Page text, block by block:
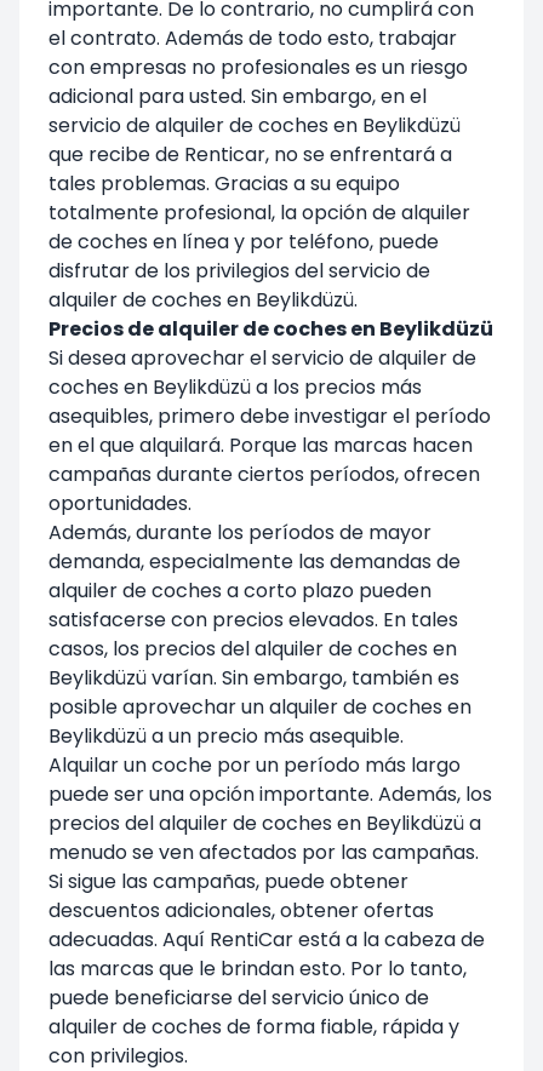
importante. De lo contrario, no cumplirá con
el contrato. Además de todo esto, trabajar
con empresas no profesionales es un riesgo
adicional para usted. Sin embargo, en el
servicio de alquiler de coches en Beylikdüzü
que recibe de Renticar, no se enfrentará a
tales problemas. Gracias a su equipo
totalmente profesional, la opción de alquiler
de coches en línea y por teléfono, puede
disfrutar de los privilegios del servicio de
alquiler de coches en Beylikdüzü.
Precios de alquiler de coches en Beylikdüzü
Si desea aprovechar el servicio de alquiler de
coches en Beylikdüzü a los precios más
asequibles, primero debe investigar el período
en el que alquilará. Porque las marcas hacen
campañas durante ciertos períodos, ofrecen
oportunidades.
Además, durante los períodos de mayor
demanda, especialmente las demandas de
alquiler de coches a corto plazo pueden
satisfacerse con precios elevados. En tales
casos, los precios del alquiler de coches en
Beylikdüzü varían. Sin embargo, también es
posible aprovechar un alquiler de coches en
Beylikdüzü a un precio más asequible.
Alquilar un coche por un período más largo
puede ser una opción importante. Además, los
precios del alquiler de coches en Beylikdüzü a
menudo se ven afectados por las campañas.
Si sigue las campañas, puede obtener
descuentos adicionales, obtener ofertas
adecuadas. Aquí RentiCar está a la cabeza de
las marcas que le brindan esto. Por lo tanto,
puede beneficiarse del servicio único de
alquiler de coches de forma fiable, rápida y
con privilegios.